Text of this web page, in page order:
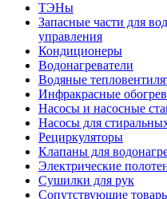
ТЭНы
Запасные части для
управления
Кондиционеры
Водонагреватели
Водяные
Инфракрасные
Насосы и насосные
Насосы для
Рециркуляторы
Клапаны для
Электрические
Сушилки для рук
Сопутствующие